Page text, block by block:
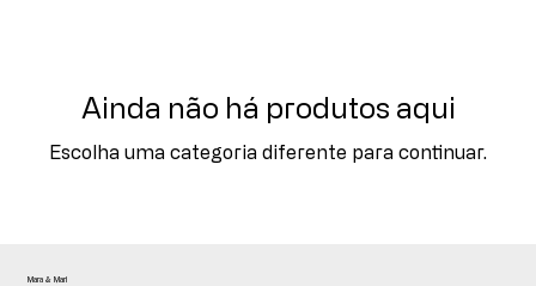
Ainda não há produtos aqui
Escolha uma categoria diferente para continuar.
Mara & Mari